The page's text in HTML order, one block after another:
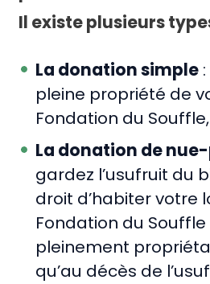
Il existe plusieurs
La donation simple
pleine propriété de
Fondation du Souffle,
La donation de
gardez l’usufruit du
droit d’habiter votre
Fondation du
pleinement
qu’au décès de